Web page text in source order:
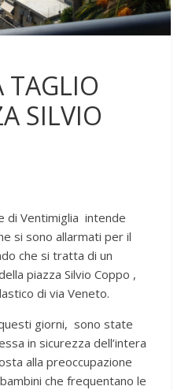
TAGLIO
SILVIO
di Ventimiglia intende
si sono allarmati per il
che si tratta di un
piazza Silvio Coppo ,
di via Veneto.
giorni, sono state
in sicurezza dell’intera
alla preoccupazione
che frequentano le